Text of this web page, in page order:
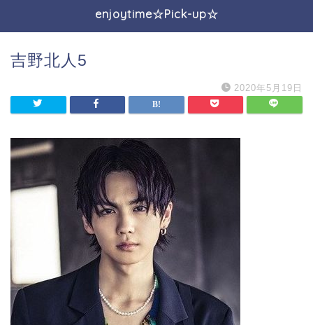
enjoytime☆Pick-up☆
吉野北人5
2020年5月19日